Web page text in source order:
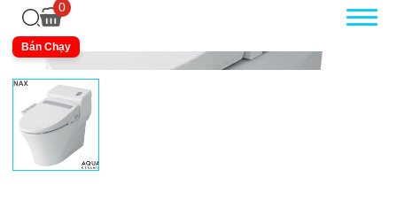
0
Bán Chạy